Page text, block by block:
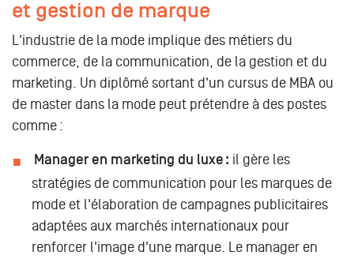
et gestion de marque
L'industrie de la mode implique des métiers du
commerce, de la communication, de la gestion et du
marketing. Un diplômé sortant d'un cursus de MBA ou
de master dans la mode peut prétendre à des postes
comme :
Manager en marketing du luxe : il gère les
stratégies de communication pour les marques de
mode et l'élaboration de campagnes publicitaires
adaptées aux marchés internationaux pour
renforcer l'image d'une marque. Le manager en